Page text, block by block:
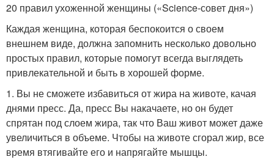
20 правил ухоженной женщины («Science-совет дня»)
Каждая женщина, которая беспокоится о своем
внешнем виде, должна запомнить несколько довольно
простых правил, которые помогут всегда выглядеть
привлекательной и быть в хорошей форме.
1. Вы не сможете избавиться от жира на животе, качая
днями пресс. Да, пресс Вы накачаете, но он будет
спрятан под слоем жира, так что Ваш живот может даже
увеличиться в объеме. Чтобы на животе сгорал жир, все
время втягивайте его и напрягайте мышцы.